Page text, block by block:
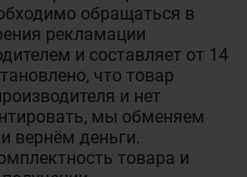
обращаться в
рекламации
и составляет от 14
что товар
и нет
мы обменяем
вернём деньги.
товара и